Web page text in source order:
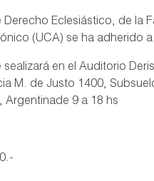
Derecho Eclesiástico, de la
(UCA) se ha adherido
sealizará en el Auditorio
M. de Justo 1400,
Argentinade 9 a 18 hs